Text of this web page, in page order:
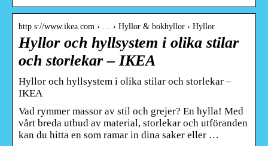
http s://www.ikea.com › … › Hyllor & bokhyllor › Hyllor
Hyllor och hyllsystem i olika stilar
och storlekar – IKEA
Hyllor och hyllsystem i olika stilar och storlekar –
IKEA
Vad rymmer massor av stil och grejer? En hylla! Med
vårt breda utbud av material, storlekar och utföranden
kan du hitta en som ramar in dina saker eller …